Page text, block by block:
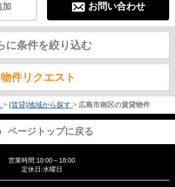
お問い合わせ
加
に条件を絞り込む
物件リクエスト
> (賃貸)地域から探す > 広島市南区の賃貸物件
ページトップに戻る
営業時間:10:00～18:00
定休日:水曜日